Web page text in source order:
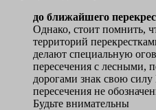
до ближайшего
Однако, стоит помнить,
территорий
делают специальную
пересечения с лесными,
дорогами знак свою
пересечения не
Будьте внимательны